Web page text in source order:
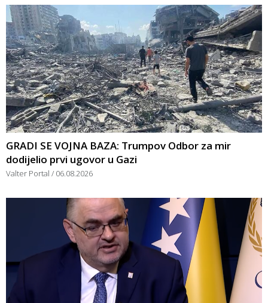
GRADI SE VOJNA BAZA: Trumpov Odbor za mir
dodijelio prvi ugovor u Gazi
Valter Portal 06.08.2026